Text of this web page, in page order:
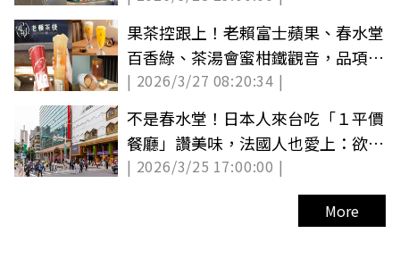
果茶控跟上！老賴富士蘋果、春水堂
百香綠、茶湯會蜜柑鐵觀音，品項價
格一覽
| 2026/3/27 08:20:34 |
不是春水堂！日本人來台吃「１平價
餐廳」讚美味，法國人也愛上：欲罷
不能
| 2026/3/25 17:00:00 |
More